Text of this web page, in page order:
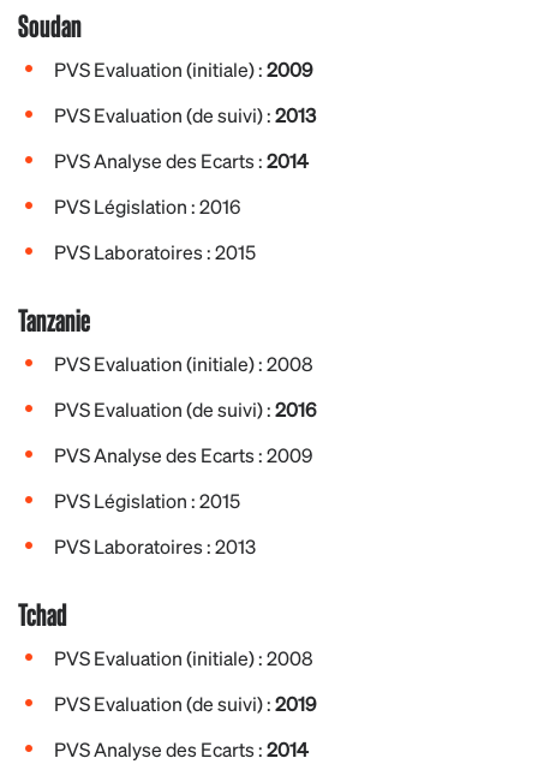
Soudan
PVS Evaluation (initiale) :2009
PVS Evaluation (de suivi) :2013
PVS Analyse des Ecarts :2014
PVS Législation : 2016
PVS Laboratoires : 2015
Tanzanie
PVS Evaluation (initiale) : 2008
PVS Evaluation (de suivi) :2016
PVS Analyse des Ecarts : 2009
PVS Législation : 2015
PVS Laboratoires : 2013
Tchad
PVS Evaluation (initiale) : 2008
PVS Evaluation (de suivi) :2019
PVS Analyse des Ecarts :2014